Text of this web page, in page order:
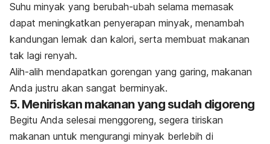
Suhu minyak yang berubah-ubah selama memasak
dapat meningkatkan penyerapan minyak, menambah
kandungan lemak dan kalori, serta membuat makanan
tak lagi renyah.
Alih-alih mendapatkan gorengan yang garing, makanan
Anda justru akan sangat berminyak.
5. Meniriskan makanan yang sudah digoreng
Begitu Anda selesai menggoreng, segera tiriskan
makanan untuk mengurangi minyak berlebih di